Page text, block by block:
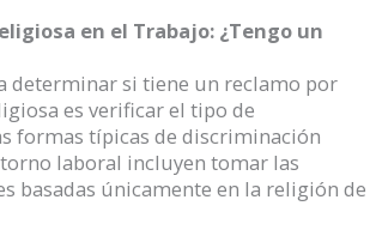
en el Trabajo: ¿Tengo un
determinar si tiene un reclamo por
es verificar el tipo de
formas típicas de discriminación
laboral incluyen tomar las
basadas únicamente en la religión de